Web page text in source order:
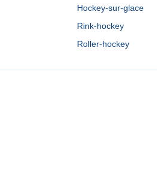
Hockey-sur-glace
Rink-hockey
Roller-hockey